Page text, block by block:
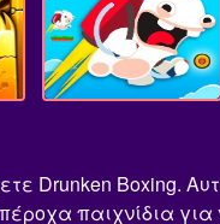
Drunken Boxing.
παιχνίδια